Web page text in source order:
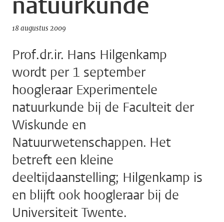
18 augustus 2009
Prof.dr.ir. Hans Hilgenkamp
wordt per 1 september
hoogleraar Experimentele
natuurkunde bij de Faculteit der
Wiskunde en
Natuurwetenschappen. Het
betreft een kleine
deeltijdaanstelling; Hilgenkamp is
en blijft ook hoogleraar bij de
Universiteit Twente.